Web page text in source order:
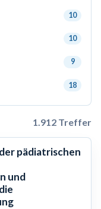
10
10
9
18
1.912 Treffer
pädiatrischen
und